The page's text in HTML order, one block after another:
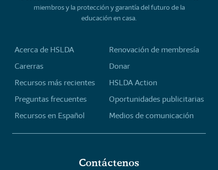
miembros y la protección y garantía del futuro de la
educación en casa.
Acerca de HSLDA
Carerras
Recursos más recientes
Preguntas frecuentes
Recursos en Español
Renovación de membresía
Donar
HSLDA Action
Oportunidades publicitarias
Medios de comunicación
Contáctenos